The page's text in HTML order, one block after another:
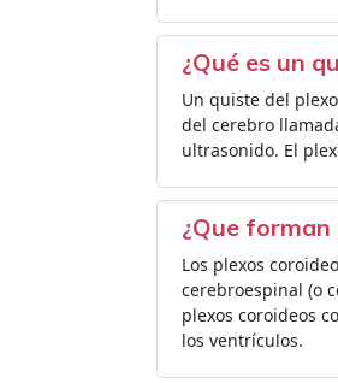
¿Qué es un
Un quiste del
del cerebro
ultrasonido. El
¿Que forman
Los plexos
cerebroespinal (o
plexos coroideos
los ventrículos.